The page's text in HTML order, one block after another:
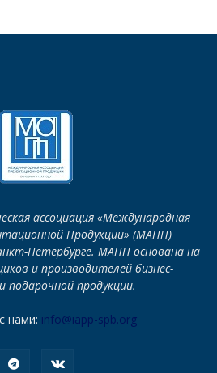
ассоциация «Международная
Продукции» (МАПП)
Петербурге. МАПП основана на
и производителей бизнес-
подарочной продукции.
нами: info@iapp-spb.org